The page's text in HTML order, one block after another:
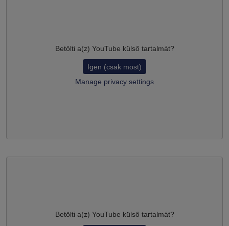
Betölti a(z) YouTube külső tartalmát?
Igen (csak most)
Manage privacy settings
Betölti a(z) YouTube külső tartalmát?